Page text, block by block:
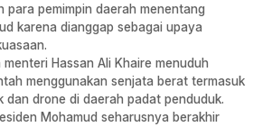
para pemimpin daerah menentang
karena dianggap sebagai upaya
Hassan Ali Khaire menuduh
menggunakan senjata berat termasuk
dan drone di daerah padat penduduk.
Mohamud seharusnya berakhir